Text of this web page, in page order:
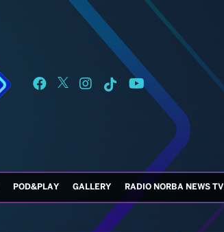
POD&PLAY GALLERY RADIO NORBA NEWS TV